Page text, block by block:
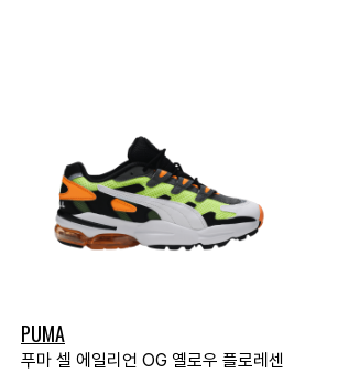
PUMA
푸마 셀 에일리언 OG 옐로우 플로레센